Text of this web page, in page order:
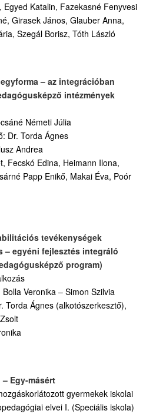
Egyed Katalin, Fazekasné Fenyvesi
Girasek János, Glauber Anna,
Szegál Borisz, Tóth László
– az integrációban
intézmények
Németi Júlia
Dr. Torda Ágnes
Andrea
Fecskó Edina, Heimann Ilona,
Papp Enikő, Makai Éva, Poór
tevékenységek
– egyéni fejlesztés integráló
program)
Veronika – Simon Szilvia
Torda Ágnes (alkotószerkesztő),
Egy-másért
gyermekek iskolai
elvei I. (Speciális iskola)